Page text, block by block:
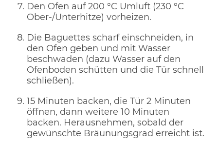
Den Ofen auf 200 °C Umluft (230 °C
Ober-/Unterhitze) vorheizen.
Die Baguettes scharf einschneiden, in
den Ofen geben und mit Wasser
beschwaden (dazu Wasser auf den
Ofenboden schütten und die Tür schnell
schließen).
15 Minuten backen, die Tür 2 Minuten
öffnen, dann weitere 10 Minuten
backen. Herausnehmen, sobald der
gewünschte Bräunungsgrad erreicht ist.